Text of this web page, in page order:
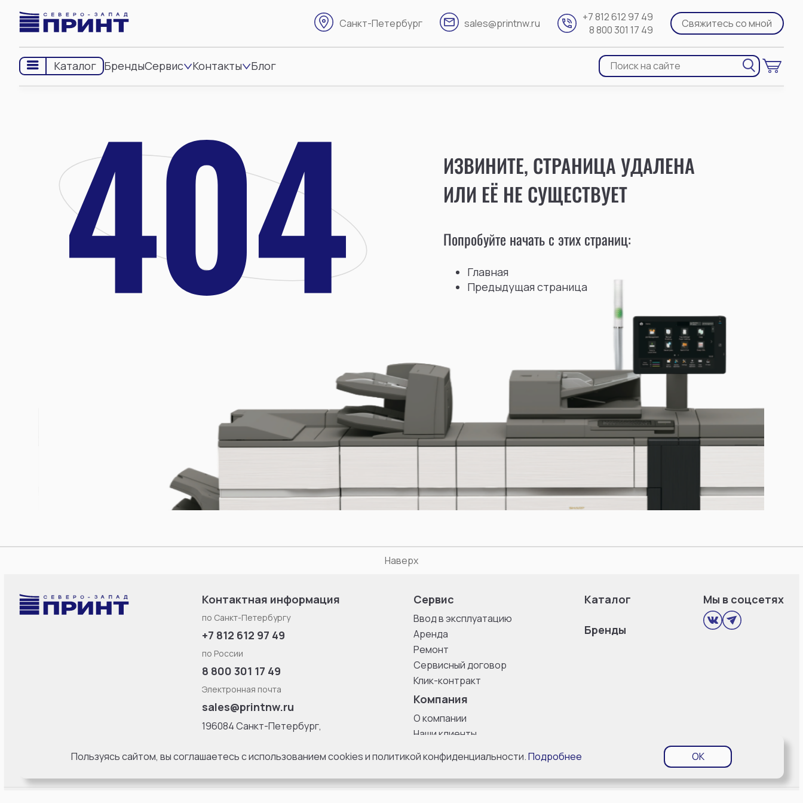
Санкт-Петербург sales@printnw.ru
+7 812 612 97 49
8 800 301 17 49
Свяжитесь со мной
Каталог БрендыСервис Контакты Блог
ИЗВИНИТЕ, СТРАНИЦА УДАЛЕНА
ИЛИ ЕЁ НЕ СУЩЕСТВУЕТ
Попробуйте начать с этих страниц:
Главная
Предыдущая страница
Наверх
Контактная информация
по Санкт-Петербургу
+7 812 612 97 49
по России
8 800 301 17 49
Электронная почта
sales@printnw.ru
196084 Санкт-Петербург,
литерa Б, офис 8 с 10:00 до
Сервис
Ввод в эксплуатацию
Аренда
Ремонт
Сервисный договор
Клик-контракт
Компания
О компании
Наши клиенты
Каталог
Бренды
Мы в соцсетях
Пользуясь сайтом, вы соглашаетесь с использованием cookies и политикой конфиденциальности.Подробнее OK